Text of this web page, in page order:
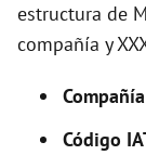
estructura de
compañía y
Código